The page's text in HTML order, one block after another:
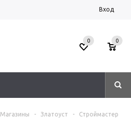
Вход
0 0
Магазины - Златоуст - Строймастер